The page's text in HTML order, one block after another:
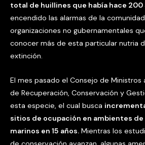
total de huillines que había hace 200
encendido las alarmas de la
organizaciones no gubernamentales
conocer más de esta particular nutria
extinción.
El mes pasado el Consejo de
de Recuperación, Conservación y
esta especie, el cual busca
sitios de ocupación en ambientes de
marinos en 15 años. Mientras los